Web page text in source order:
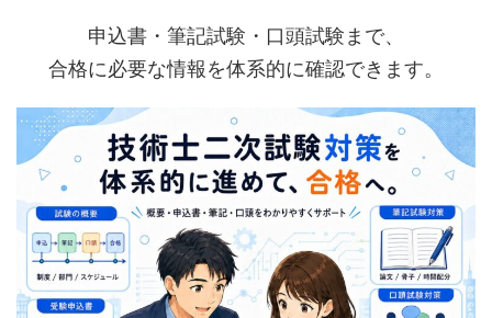
申込書・筆記試験・口頭試験まで、
合格に必要な情報を体系的に確認できます。